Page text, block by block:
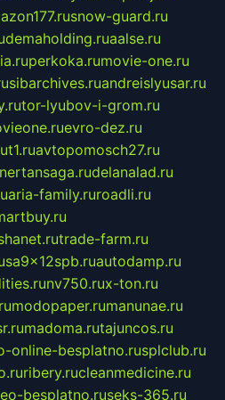
snow-guard.ru
demaholding.ruaalse.ru
perkoka.rumovie-one.ru
sibarchives.ruandreislyusar.ru
tor-lyubov-i-grom.ru
evro-dez.ru
avtopomosch27.ru
nertansaga.rudelanalad.ru
aria-family.ruroadli.ru
trade-farm.ru
autodamp.ru
nv750.rux-ton.ru
modopaper.rumanunae.ru
madoma.rutajuncos.ru
online-besplatno.rusplclub.ru
ribery.rucleanmedicine.ru
besplatno.ruseks-365.ru